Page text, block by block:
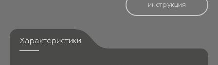
инструкция
Характеристики